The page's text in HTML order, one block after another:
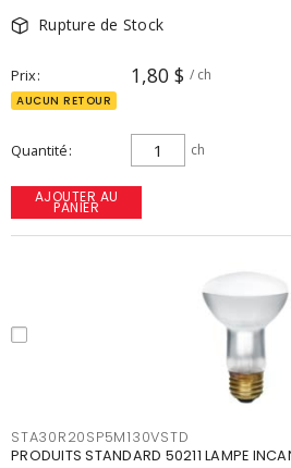
Rupture de Stock
Prix 1,80 $ / ch
AUCUN RETOUR
Quantité ch
AJOUTER AU
PANIER
STA30R20SP5M130VSTD
PRODUITS STANDARD 50211 LAMPE